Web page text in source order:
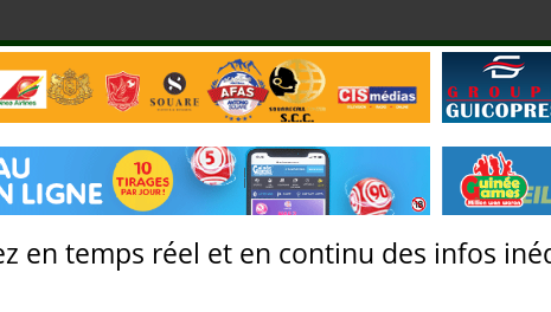
en temps réel et en continu des infos